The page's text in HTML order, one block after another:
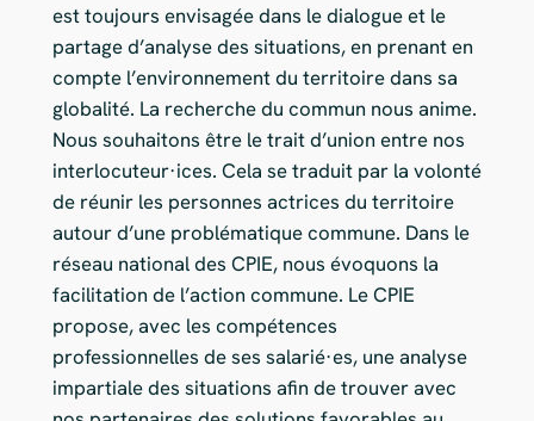
est toujours envisagée dans le dialogue et le
partage d’analyse des situations, en prenant en
compte l’environnement du territoire dans sa
globalité. La recherche du commun nous anime.
Nous souhaitons être le trait d’union entre nos
interlocuteur·ices. Cela se traduit par la volonté
de réunir les personnes actrices du territoire
autour d’une problématique commune. Dans le
réseau national des CPIE, nous évoquons la
facilitation de l’action commune. Le CPIE
propose, avec les compétences
professionnelles de ses salarié·es, une analyse
impartiale des situations afin de trouver avec